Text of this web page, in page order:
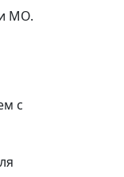
МО.
с